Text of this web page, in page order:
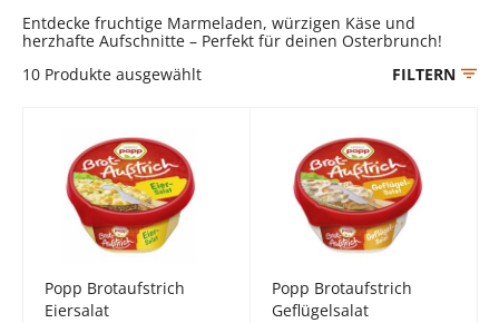
Entdecke fruchtige Marmeladen, würzigen Käse und
herzhafte Aufschnitte – Perfekt für deinen Osterbrunch!
10 Produkte ausgewählt FILTERN
Popp Brotaufstrich
Eiersalat
Popp Brotaufstrich
Geflügelsalat